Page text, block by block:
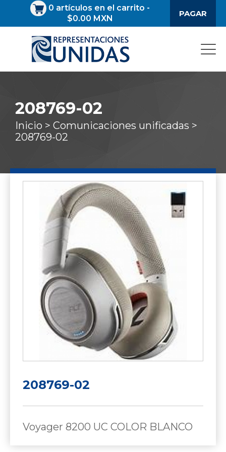
0 artículos en el carrito -
$0.00 MXN
PAGAR
208769-02
Inicio > Comunicaciones unificadas >
208769-02
208769-02
Voyager 8200 UC COLOR BLANCO